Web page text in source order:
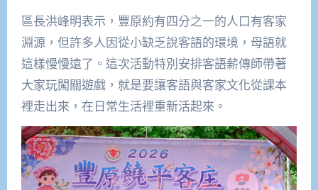
區長洪峰明表示，豐原約有四分之一的人口有客家
淵源，但許多人因從小缺乏說客語的環境，母語就
這樣慢慢遠了。這次活動特別安排客語薪傳師帶著
大家玩闖關遊戲，就是要讓客語與客家文化從課本
裡走出來，在日常生活裡重新活起來。